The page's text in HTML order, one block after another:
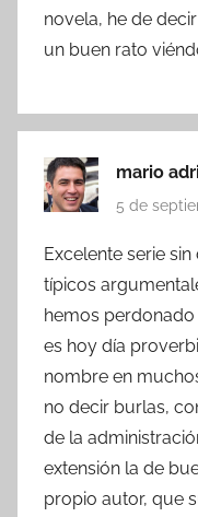
novela, he de
un buen rato
mario
5 de
Excelente serie
típicos
hemos
es hoy día
nombre en
no decir burlas,
de la
extensión la de
propio autor, que